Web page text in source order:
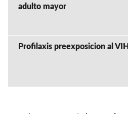
adulto mayor
Profilaxis preexposicion al VIH